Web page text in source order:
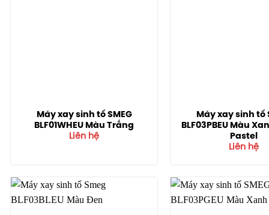
Máy xay sinh tố SMEG
BLF01WHEU Màu Trắng
Liên hệ
Máy xay sinh tố
BLF03PBEU Màu
Pastel
Liên hệ